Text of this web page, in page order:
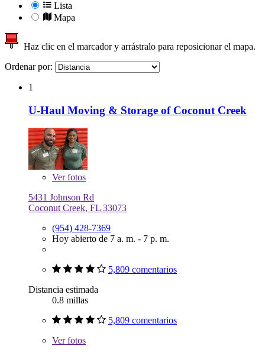
Lista
Mapa
Haz clic en el marcador y arrástralo para reposicionar el mapa.
Ordenar por:
1
U-Haul Moving & Storage of Coconut Creek
Verfotos
5431 Johnson Rd
Coconut Creek, FL 33073
(954) 428-7369
Hoy abierto de 7 a. m. - 7 p. m.
5,809 comentarios
Distancia estimada
0.8 millas
5,809 comentarios
Verfotos